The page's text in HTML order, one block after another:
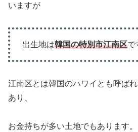
いますが
出生地は韓国の特別市江南区で
江南区とは韓国のハワイとも呼ば
あり、
お金持ちが多い土地でもあります。